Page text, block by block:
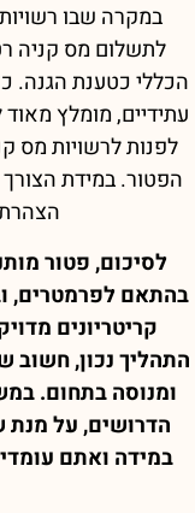
במקרה שבו
לתשלום מס קניה
הכללי כטענת הגנה.
עתידיים, מומלץ מאוד
לפנות לרשויות מס
הפטור. במידת
לסיכום, פטור
בהתאם לפרמטרים,
קריטריונים
התהליך נכון,
ומנוסה בתחום.
הדרושים, על מנת
במידה ואתם